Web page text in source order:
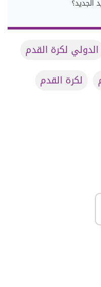
الجديد؟
الدولي لكرة القدم
لكرة القدم